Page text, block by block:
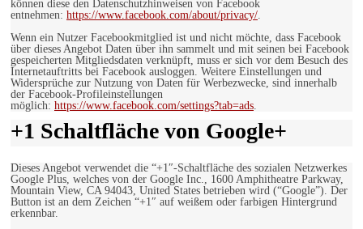
können diese den Datenschutzhinweisen von Facebook
entnehmen: https://www.facebook.com/about/privacy/.
Wenn ein Nutzer Facebookmitglied ist und nicht möchte, dass Facebook
über dieses Angebot Daten über ihn sammelt und mit seinen bei Facebook
gespeicherten Mitgliedsdaten verknüpft, muss er sich vor dem Besuch des
Internetauftritts bei Facebook ausloggen. Weitere Einstellungen und
Widersprüche zur Nutzung von Daten für Werbezwecke, sind innerhalb
der Facebook-Profileinstellungen
möglich: https://www.facebook.com/settings?tab=ads.
+1 Schaltfläche von Google+
Dieses Angebot verwendet die “+1″-Schaltfläche des sozialen Netzwerkes
Google Plus, welches von der Google Inc., 1600 Amphitheatre Parkway,
Mountain View, CA 94043, United States betrieben wird (“Google”). Der
Button ist an dem Zeichen “+1″ auf weißem oder farbigen Hintergrund
erkennbar.